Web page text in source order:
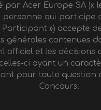
par Acer Europe SA («
personne qui participe
Participant ») accepte
générales contenues
officiel et les décisions
ci ayant un
pour toute question
Concours.